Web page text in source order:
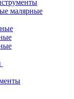
малярные